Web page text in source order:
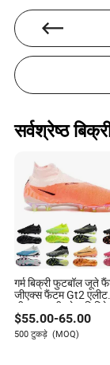
फैशन और
पसंद करती हैं।
सर्वश्रेष्ठ
गर्म बिक्री फुटबॉल जूते
जीएक्स फैंटम Gt2 एलीट
डीएफ एफजी ब्लेज़ लिमिटेड
संस्करण पोलो एंटी क्लॉग
ब्लास्ट फ्यूजन वोल्ट
प्रतिकृति ऑनलाइन स्टोर
$55.00-65.00
500 टुकड़े (MOQ)